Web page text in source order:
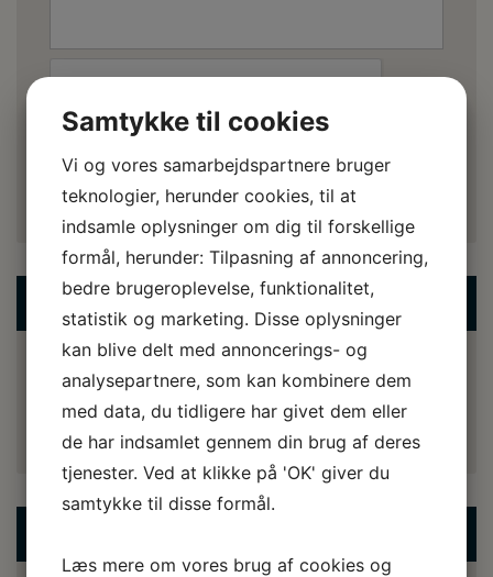
SØG PÅ BLOGGEN
Samtykke til cookies
Vi og vores samarbejdspartnere bruger
teknologier, herunder cookies, til at
indsamle oplysninger om dig til forskellige
formål, herunder: Tilpasning af annoncering,
bedre brugeroplevelse, funktionalitet,
statistik og marketing. Disse oplysninger
kan blive delt med annoncerings- og
analysepartnere, som kan kombinere dem
med data, du tidligere har givet dem eller
de har indsamlet gennem din brug af deres
tjenester. Ved at klikke på 'OK' giver du
samtykke til disse formål.
Læs mere om vores brug af cookies og